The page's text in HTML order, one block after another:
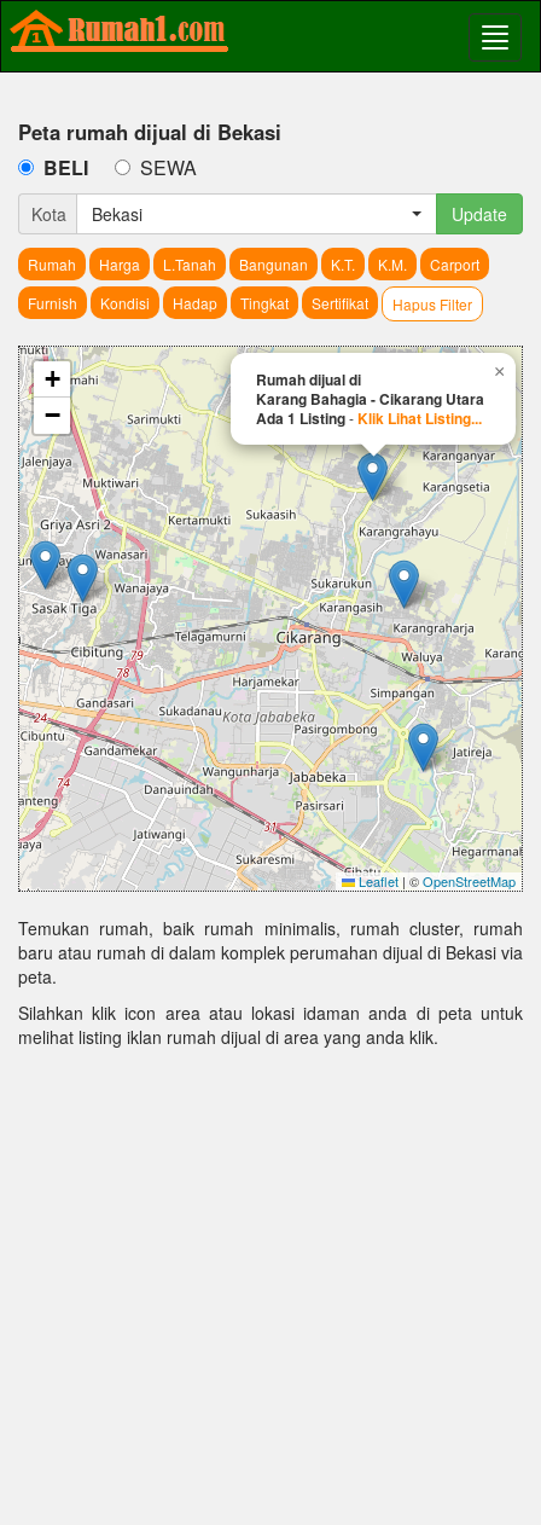
Peta rumah dijual di Bekasi
BELI SEWA
Kota Bekasi Update
Rumah Harga L.Tanah Bangunan K.T. K.M.
Carport
Furnish
Kondisi Hadap Tingkat Sertifikat Hapus Filter
Rumah dijual di
Karang Bahagia - Cikarang Utara
Ada 1 Listing-Klik Lihat Listing...
×
+
−
Leaflet | ©OpenStreetMap
Temukan rumah, baik rumah minimalis, rumah cluster, rumah
baru atau rumah di dalam komplek perumahan dijual di Bekasi via
peta.
Silahkan klik icon area atau lokasi idaman anda di peta untuk
melihat listing iklan rumah dijual di area yang anda klik.